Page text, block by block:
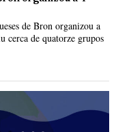
de Bron organizou a
cerca de quatorze grupos